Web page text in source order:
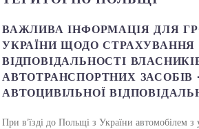
ВАЖЛИВА ІНФОРМАЦІЯ ДЛЯ
УКРАЇНИ ЩОДО СТРАХУВАННЯ
ВІДПОВІДАЛЬНОСТІ
АВТОТРАНСПОРТНИХ ЗАСОБІВ
АВТОЦИВІЛЬНОЇ
При в’їзді до Польщі з України автомобілем з